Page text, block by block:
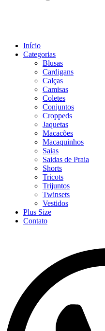
Início
Categorias
Blusas
Cardigans
Calças
Camisas
Coletes
Conjuntos
Croppeds
Jaquetas
Macacões
Macaquinhos
Saias
Saidas de Praia
Shorts
Tricots
Trijuntos
Twinsets
Vestidos
Plus Size
Contato